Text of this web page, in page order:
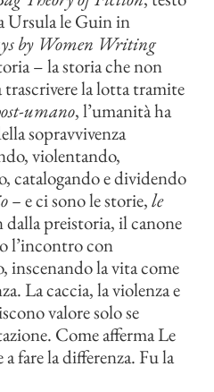
Ursula le Guin in
by Women Writing
– la storia che non
la lotta tramite
umano, l’umanità ha
sopravvivenza
violentando,
catalogando e dividendo
–e ci sono le storie,le
dalla preistoria, il canone
l’incontro con
inscenando la vita come
La caccia, la violenza e
valore solo se
Come afferma Le
fare la differenza. Fu la